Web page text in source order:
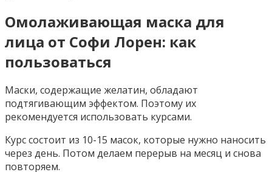
Омолаживающая маска для
лица от Софи Лорен: как
пользоваться
Маски, содержащие желатин, обладают
подтягивающим эффектом. Поэтому их
рекомендуется использовать курсами.
Курс состоит из 10-15 масок, которые нужно наносить
через день. Потом делаем перерыв на месяц и снова
повторяем.